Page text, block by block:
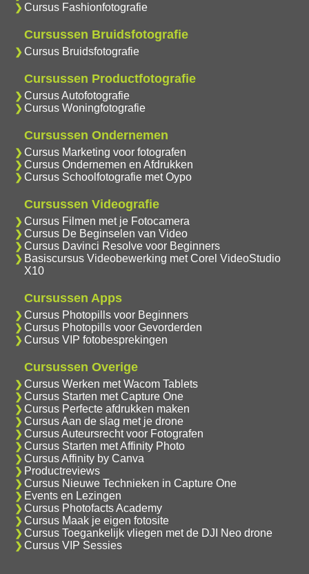
Cursus Fashionfotografie
Cursussen Bruidsfotografie
Cursus Bruidsfotografie
Cursussen Productfotografie
Cursus Autofotografie
Cursus Woningfotografie
Cursussen Ondernemen
Cursus Marketing voor fotografen
Cursus Ondernemen en Afdrukken
Cursus Schoolfotografie met Oypo
Cursussen Videografie
Cursus Filmen met je Fotocamera
Cursus De Beginselen van Video
Cursus Davinci Resolve voor Beginners
Basiscursus Videobewerking met Corel VideoStudio
X10
Cursussen Apps
Cursus Photopills voor Beginners
Cursus Photopills voor Gevorderden
Cursus VIP fotobesprekingen
Cursussen Overige
Cursus Werken met Wacom Tablets
Cursus Starten met Capture One
Cursus Perfecte afdrukken maken
Cursus Aan de slag met je drone
Cursus Auteursrecht voor Fotografen
Cursus Starten met Affinity Photo
Cursus Affinity by Canva
Productreviews
Cursus Nieuwe Technieken in Capture One
Events en Lezingen
Cursus Photofacts Academy
Cursus Maak je eigen fotosite
Cursus Toegankelijk vliegen met de DJI Neo drone
Cursus VIP Sessies